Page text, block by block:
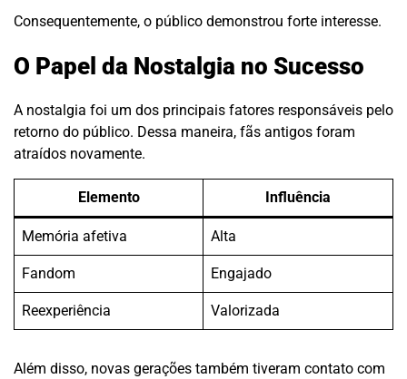
Consequentemente, o público demonstrou forte interesse.
O Papel da Nostalgia no Sucesso
A nostalgia foi um dos principais fatores responsáveis pelo
retorno do público. Dessa maneira, fãs antigos foram
atraídos novamente.
Elemento Influência
Memória afetiva Alta
Fandom Engajado
Reexperiência Valorizada
Além disso, novas gerações também tiveram contato com